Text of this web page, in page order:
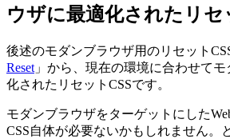
ウザに最適化されたリセ
後述のモダンブラウザ用のリセット
Reset 」から、現在の環境に合わせて
化されたリセットCSSです。
モダンブラウザをターゲットにした
CSS自体が必要ないかもしれません。